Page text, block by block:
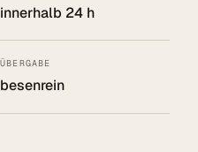
innerhalb 24 h
ÜBERGABE
besenrein